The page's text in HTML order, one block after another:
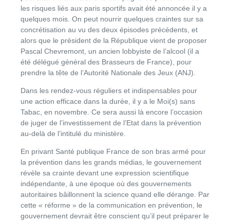
les risques liés aux paris sportifs avait été annoncée il y a
quelques mois. On peut nourrir quelques craintes sur sa
concrétisation au vu des deux épisodes précédents, et
alors que le président de la République vient de proposer
Pascal Chevremont, un ancien lobbyiste de l’alcool (il a
été délégué général des Brasseurs de France), pour
prendre la tête de l’Autorité Nationale des Jeux (ANJ).
Dans les rendez-vous réguliers et indispensables pour
une action efficace dans la durée, il y a le Moi(s) sans
Tabac, en novembre. Ce sera aussi là encore l’occasion
de juger de l’investissement de l’Etat dans la prévention
au-delà de l’intitulé du ministère.
En privant Santé publique France de son bras armé pour
la prévention dans les grands médias, le gouvernement
révèle sa crainte devant une expression scientifique
indépendante, à une époque où des gouvernements
autoritaires bâillonnent la science quand elle dérange. Par
cette « réforme » de la communication en prévention, le
gouvernement devrait être conscient qu’il peut préparer le